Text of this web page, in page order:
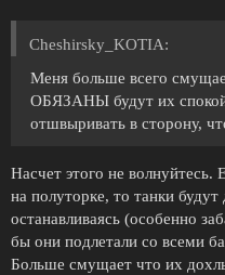
Cheshirsky_KOTIA:
Меня больше всего
ОБЯЗАНЫ будут их
отшвыривать в сторону,
Насчет этого не волнуйтесь.
на полуторке, то танки
останавливаясь (особенно
бы они подлетали со всеми
Больше смущает что их